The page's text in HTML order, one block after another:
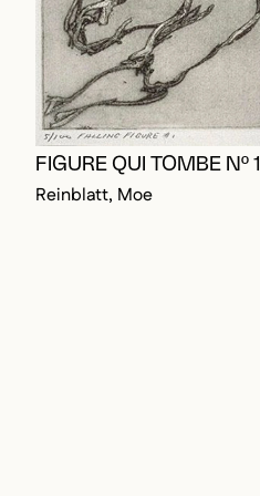
FIGURE QUI TOMBE Nº 1
Reinblatt, Moe